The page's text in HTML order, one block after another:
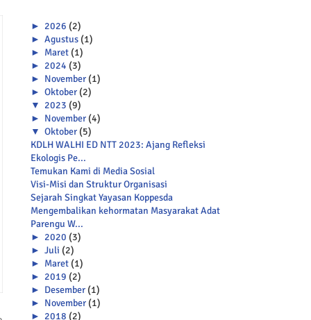
► 2026 (2)
► Agustus (1)
► Maret (1)
► 2024 (3)
► November (1)
► Oktober (2)
▼ 2023 (9)
► November (4)
▼ Oktober (5)
KDLH WALHI ED NTT 2023: Ajang Refleksi
Ekologis Pe...
Temukan Kami di Media Sosial
Visi-Misi dan Struktur Organisasi
Sejarah Singkat Yayasan Koppesda
Mengembalikan kehormatan Masyarakat Adat
Parengu W...
► 2020 (3)
► Juli (2)
► Maret (1)
► 2019 (2)
► Desember (1)
► November (1)
► 2018 (2)